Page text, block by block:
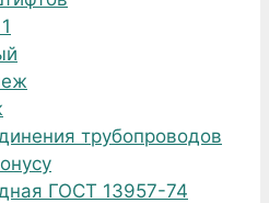
трубопроводов
ГОСТ 13957-74